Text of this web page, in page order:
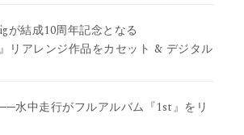
が結成10周年記念となる
リアレンジ作品をカセット & デジタル
水中走行がフルアルバム『1st』をリ